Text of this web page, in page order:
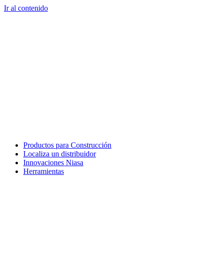
Ir al contenido
Productos para Construcción
Localiza un distribuidor
Innovaciones Niasa
Herramientas